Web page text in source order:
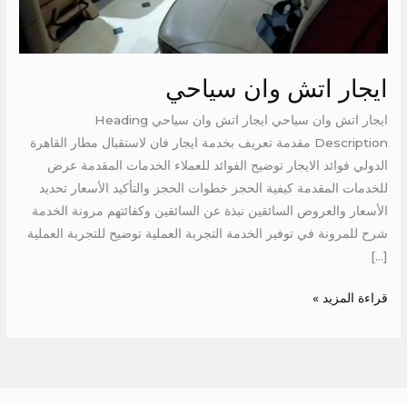
ايجار اتش وان سياحي
ايجار اتش وان سياحي ايجار اتش وان سياحي Heading
Description مقدمة تعريف بخدمة ايجار فان لاستقبال مطار القاهرة
الدولي فوائد الايجار توضيح الفوائد للعملاء الخدمات المقدمة عرض
للخدمات المقدمة كيفية الحجز خطوات الحجز والتأكيد الأسعار تحديد
الأسعار والعروض السائقين نبذة عن السائقين وكفائتهم مرونة الخدمة
شرح للمرونة في توفير الخدمة التجربة العملية توضيح للتجربة العملية
[…]
قراءة المزيد »